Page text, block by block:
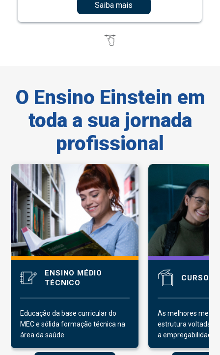
Saiba mais
O Ensino Einstein em
toda a suajornada
profissional
ENSINO MÉDIO
TÉCNICO
Educação da base curricular do
MEC e sólida formação técnica na
área da saúde
CURSO
As melhores
estrutura voltadas
a empregabilidade